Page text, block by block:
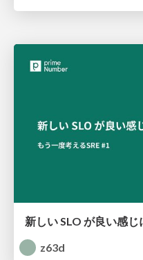
新しい SLO が良い感
z63d